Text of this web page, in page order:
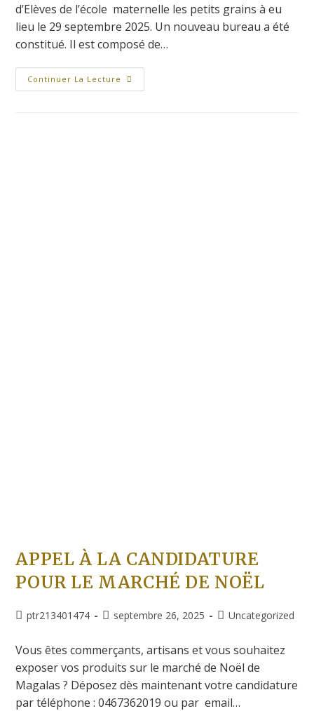
d’Elèves de l’école maternelle les petits grains à eu
lieu le 29 septembre 2025. Un nouveau bureau a été
constitué. Il est composé de…
Continuer La Lecture
APPEL À LA CANDIDATURE
POUR LE MARCHÉ DE NOËL
ptr213401474 septembre 26, 2025 Uncategorized
Vous êtes commerçants, artisans et vous souhaitez
exposer vos produits sur le marché de Noël de
Magalas ? Déposez dès maintenant votre candidature
par téléphone : 0467362019 ou par email…